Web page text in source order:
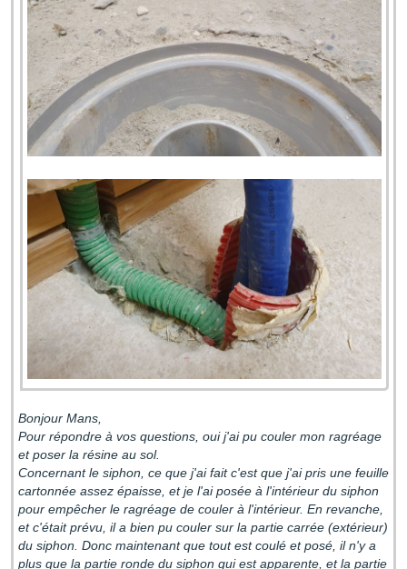
Bonjour Mans,
Pour répondre à vos questions, oui j'ai pu couler mon ragréage
et poser la résine au sol.
Concernant le siphon, ce que j'ai fait c'est que j'ai pris une feuille
cartonnée assez épaisse, et je l'ai posée à l'intérieur du siphon
pour empêcher le ragréage de couler à l'intérieur. En revanche,
et c'était prévu, il a bien pu couler sur la partie carrée (extérieur)
du siphon. Donc maintenant que tout est coulé et posé, il n'y a
plus que la partie ronde du siphon qui est apparente, et la partie